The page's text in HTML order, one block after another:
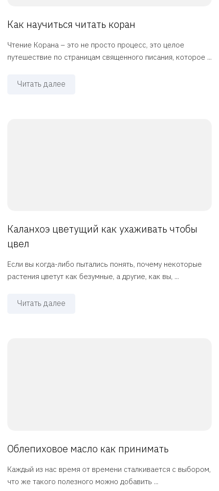
Как научиться читать коран
Чтение Корана – это не просто процесс, это целое
путешествие по страницам священного писания, которое ...
Читать далее
Каланхоэ цветущий как ухаживать чтобы
цвел
Если вы когда-либо пытались понять, почему некоторые
растения цветут как безумные, а другие, как вы, ...
Читать далее
Облепиховое масло как принимать
Каждый из нас время от времени сталкивается с выбором,
что же такого полезного можно добавить ...